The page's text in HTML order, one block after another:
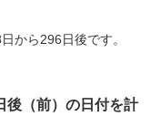
から296日後です。
後（前）の日付を計